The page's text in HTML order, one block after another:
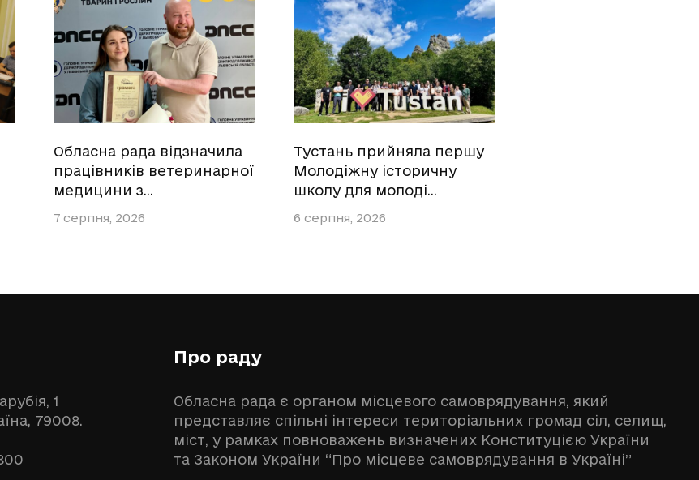
Обласна рада відзначила
працівників ветеринарної
медицини з…
7 серпня, 2026
Тустань прийняла першу
Молодіжну історичну
школу для молоді…
6 серпня, 2026
1
79008.
Про раду
Обласна рада є органом місцевого самоврядування, який
представляє спільні інтереси територіальних громад сіл, селищ,
міст, у рамках повноважень визначених Конституцією України
та Законом України “Про місцеве самоврядування в Україні”